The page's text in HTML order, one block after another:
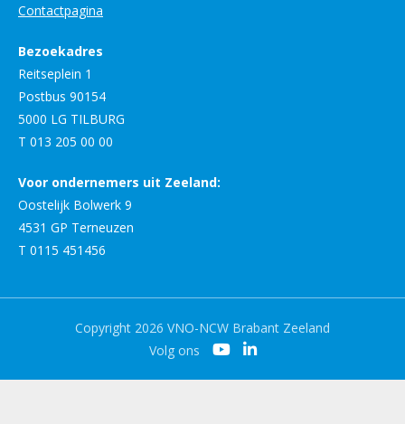
Contactpagina
Bezoekadres
Reitseplein 1
Postbus 90154
5000 LG TILBURG
T 013 205 00 00
Voor ondernemers uit Zeeland:
Oostelijk Bolwerk 9
4531 GP Terneuzen
T 0115 451456
Copyright 2026 VNO-NCW Brabant Zeeland
Volg ons